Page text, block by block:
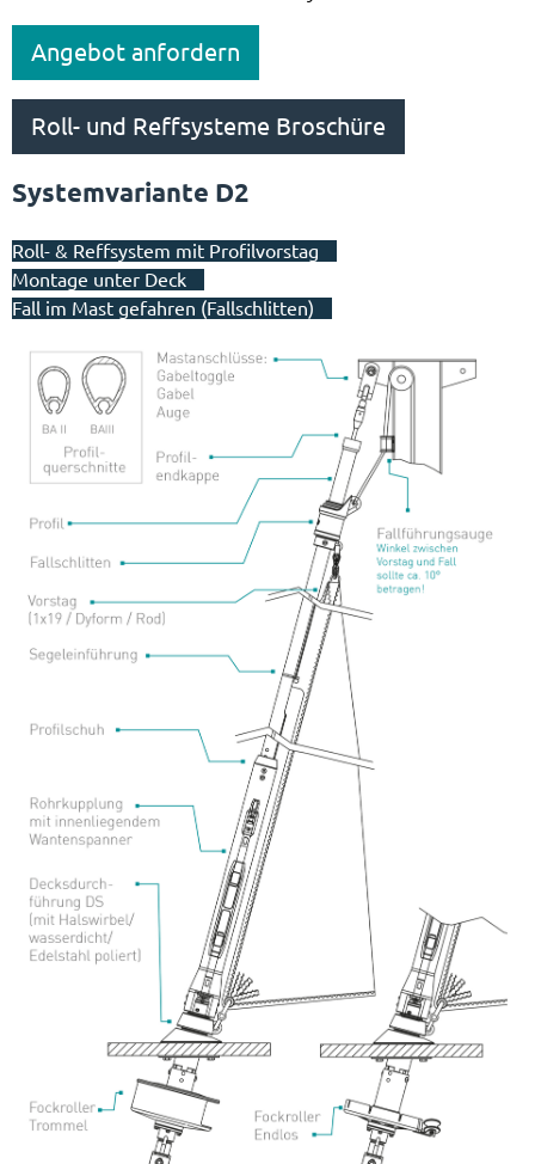
Angebot anfordern
Roll- und Reffsysteme Broschüre
Systemvariante D2
Roll- & Reffsystem mit Profilvorstag
Montage unter Deck
Fall im Mast gefahren (Fallschlitten)